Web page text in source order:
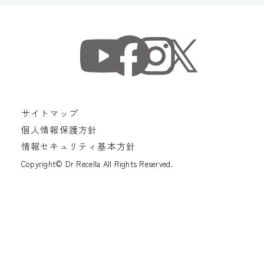
サイトマップ
個人情報保護方針
情報セキュリティ基本方針
Copyright© Dr Recella All Rights Reserved.